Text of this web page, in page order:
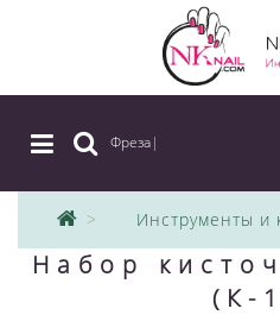
Фреза|
Инструменты и
Набор
(К-